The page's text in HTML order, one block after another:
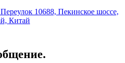
10688, Пекинское шоссе,
Китай